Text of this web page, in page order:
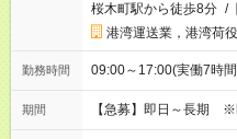
桜木町駅から徒歩8分 /
港湾運送業，港湾荷
勤務時間 09:00～17:00(実働7時
期間 【急募】即日～長期 ※